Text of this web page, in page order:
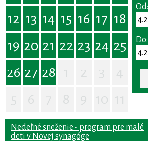
12 13 14 15 16 17 18
19 20 21 22 23 24 25
26 27 28
Od:
Do:
Nedeľné sneženie - program pre malé
deti v Novej synagóge